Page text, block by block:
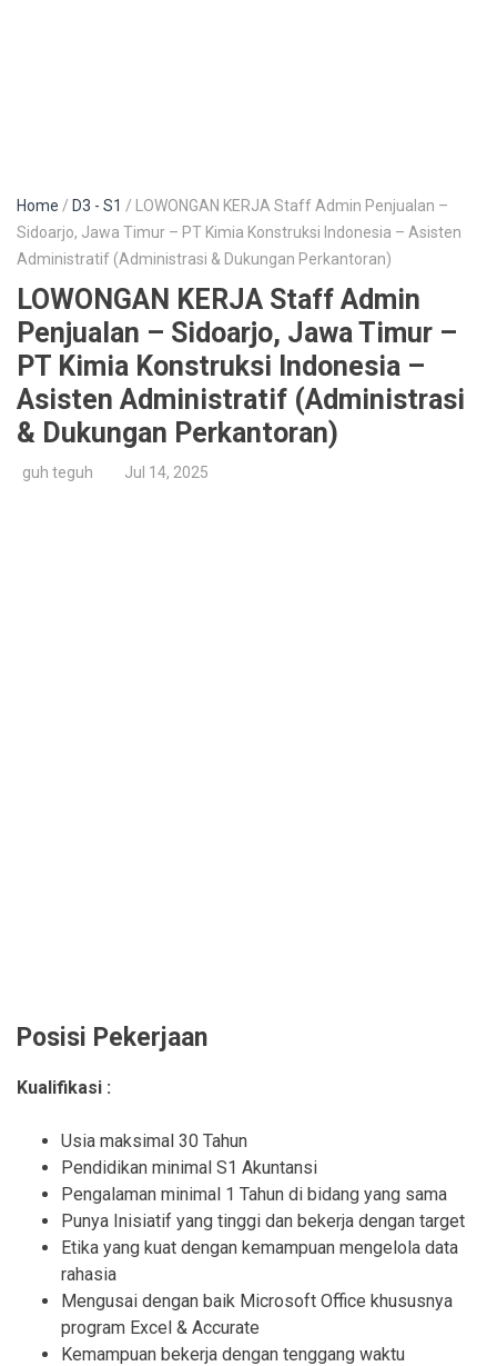
Home / D3 - S1 / LOWONGAN KERJA Staff Admin Penjualan –
Sidoarjo, Jawa Timur – PT Kimia Konstruksi Indonesia – Asisten
Administratif (Administrasi & Dukungan Perkantoran)
LOWONGAN KERJA Staff Admin
Penjualan – Sidoarjo, Jawa Timur –
PT Kimia Konstruksi Indonesia –
Asisten Administratif (Administrasi
& Dukungan Perkantoran)
guh teguh Jul 14, 2025
Posisi Pekerjaan
Kualifikasi :
Usia maksimal 30 Tahun
Pendidikan minimal S1 Akuntansi
Pengalaman minimal 1 Tahun di bidang yang sama
Punya Inisiatif yang tinggi dan bekerja dengan target
Etika yang kuat dengan kemampuan mengelola data
rahasia
Mengusai dengan baik Microsoft Office khususnya
program Excel & Accurate
Kemampuan bekerja dengan tenggang waktu